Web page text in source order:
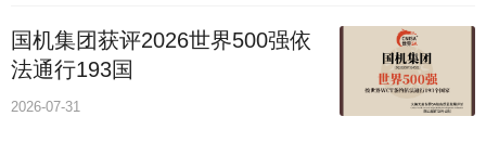
国机集团获评2026世界500强依
法通行193国
2026-07-31